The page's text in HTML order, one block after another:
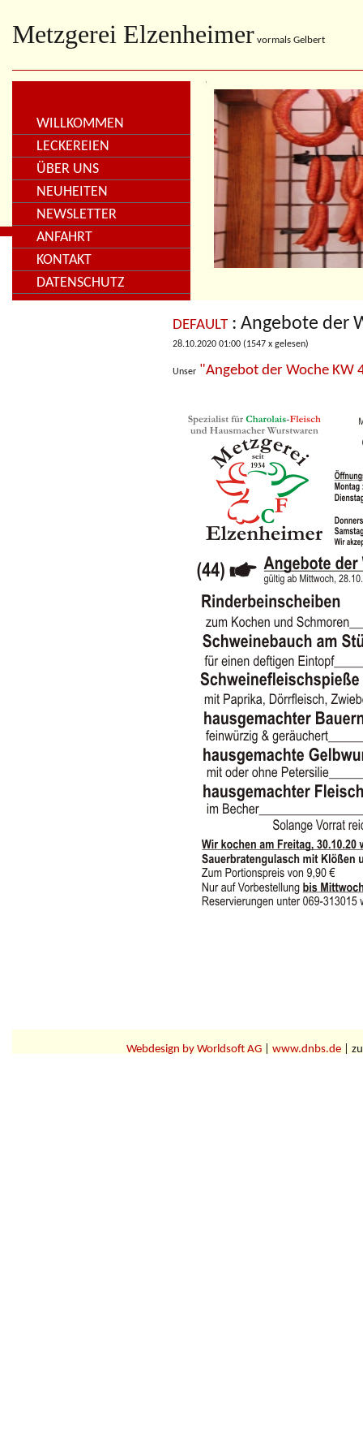
Metzgerei Elzenheimer vormals Gelbert
WILLKOMMEN
LECKEREIEN
ÜBER UNS
NEUHEITEN
NEWSLETTER
ANFAHRT
KONTAKT
DATENSCHUTZ
DEFAULT : Angebote der
28.10.2020 01:00 (1547 x gelesen)
Unser "Angebot der Woche KW
Webdesign by Worldsoft AG| www.dnbs.de|